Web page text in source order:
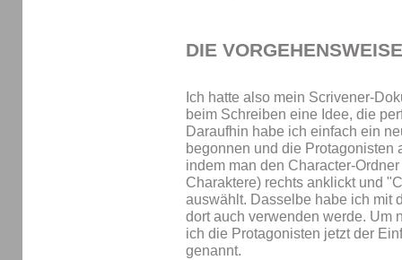
DIE VORGEHENSWEISE
Ich hatte also mein Scrivener-
beim Schreiben eine Idee, die
Daraufhin habe ich einfach ein
begonnen und die Protagonisten
indem man den Character-
Charaktere) rechts anklickt und
auswählt. Dasselbe habe ich mit
dort auch verwenden werde. Um
ich die Protagonisten jetzt der
genannt.